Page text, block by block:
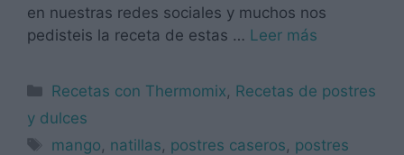
en nuestras redes sociales y muchos nos
pedisteis la receta de estas … Leer más
Categorías
Recetas con Thermomix, Recetas de postres
y dulces
Etiquetas
mango, natillas, postres caseros, postres